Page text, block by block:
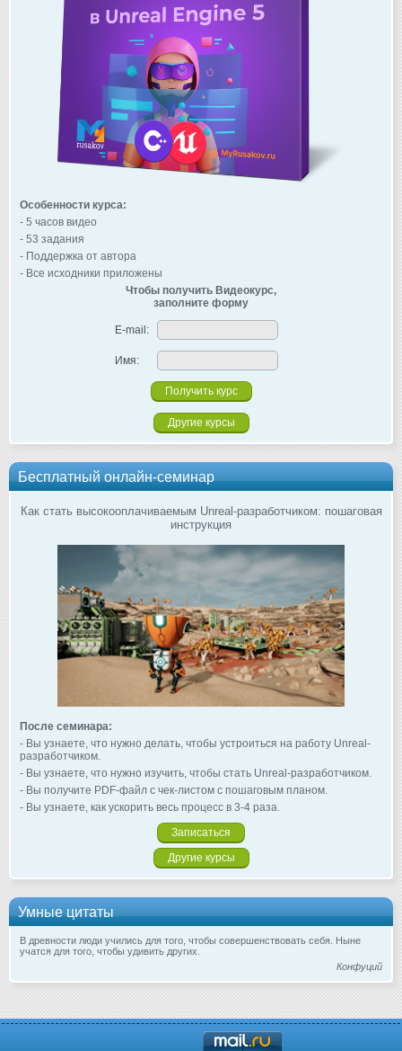
Особенности курса:
- 5 часов видео
- 53 задания
- Поддержка от автора
- Все исходники приложены
Чтобы получить Видеокурс,
заполните форму
E-mail:
Имя:
Другие курсы
Бесплатный онлайн-семинар
Как стать высокооплачиваемым Unreal-разработчиком: пошаговая
инструкция
После семинара:
- Вы узнаете, что нужно делать, чтобы устроиться на работу Unreal-
разработчиком.
- Вы узнаете, что нужно изучить, чтобы стать Unreal-разработчиком.
- Вы получите PDF-файл с чек-листом с пошаговым планом.
- Вы узнаете, как ускорить весь процесс в 3-4 раза.
Записаться
Другие курсы
Умные цитаты
В древности люди учились для того, чтобы совершенствовать себя. Ныне
учатся для того, чтобы удивить других.
Конфуций